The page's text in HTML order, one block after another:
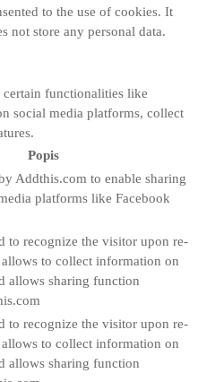
to the use of cookies. It
not store any personal data.
functionalities like
social media platforms, collect
Popis
Addthis.com to enable sharing
platforms like Facebook
to recognize the visitor upon re-
to collect information on
allows sharing function
to recognize the visitor upon re-
to collect information on
allows sharing function